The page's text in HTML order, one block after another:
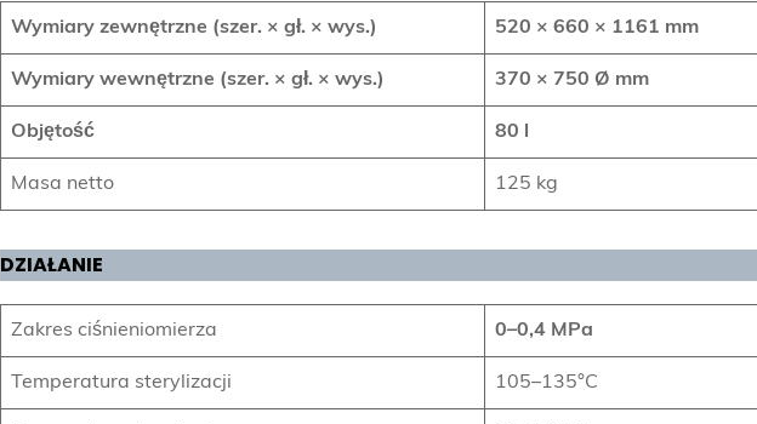
Wymiary zewnętrzne (szer. × gł. × wys.) 520 × 660 × 1161 mm
Wymiary wewnętrzne (szer. × gł. × wys.) 370 × 750 Ø mm
Objętość 80 l
Masa netto 125 kg
DZIAŁANIE
Zakres ciśnieniomierza 0–0,4 MPa
Temperatura sterylizacji 105–135°C